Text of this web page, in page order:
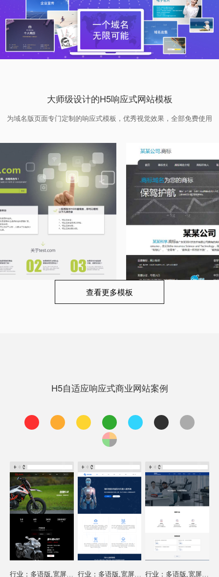
大师级设计的H5响应式网站模板
为域名版页面专门定制的响应式模板，优秀视觉效果，全部免费使用
查看更多模板
H5自适应响应式商业网站案例
行业：多语版,宽屏模板 行业：多语版,宽屏模板 行业：多语版,宽屏模板